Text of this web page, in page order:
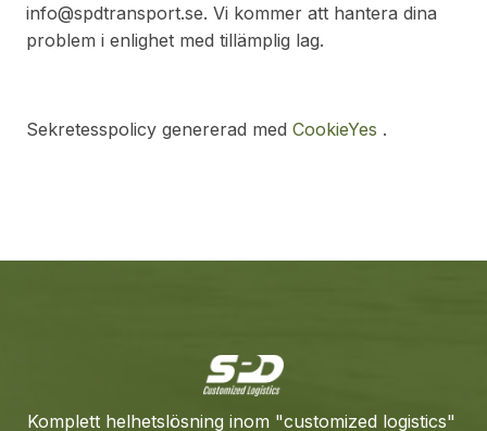
info@spdtransport.se. Vi kommer att hantera dina
problem i enlighet med tillämplig lag.
Sekretesspolicy genererad med CookieYes .
Komplett helhetslösning inom "customized logistics"